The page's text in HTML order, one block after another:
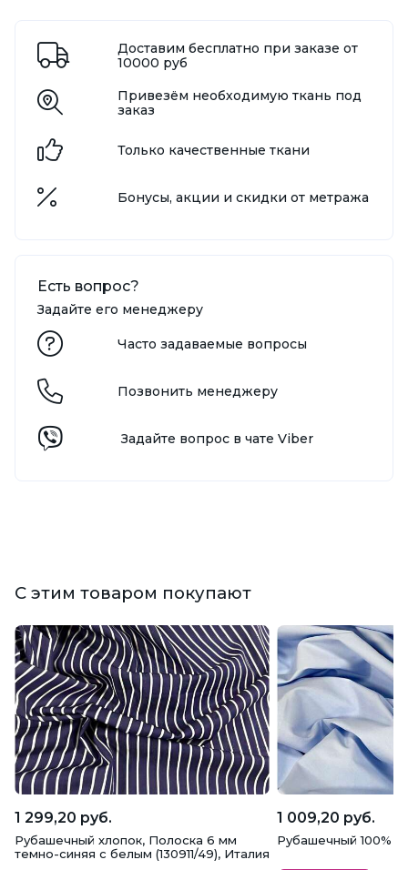
Доставим бесплатно при заказе от
10000 руб
Привезём необходимую ткань под
заказ
Только качественные ткани
Бонусы, акции и скидки от метража
Есть вопрос?
Задайте его менеджеру
Часто задаваемые вопросы
Позвонить менеджеру
Задайте вопрос в чате Viber
С этим товаром покупают
1 299,20 руб.
Рубашечный хлопок, Полоска 6 мм
темно-синяя с белым (130911/49), Италия
1 009,20 руб.
Рубашечный 100%